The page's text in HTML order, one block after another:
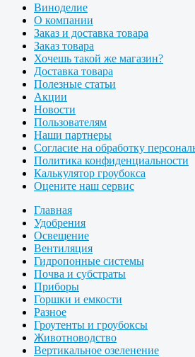
Виноделие
О компании
Заказ и доставка товара
Заказ товара
Хочешь такой же магазин?
Доставка товара
Полезные статьи
Акции
Новости
Пользователям
Наши партнеры
Согласие на обработку
Политика конфиденциальности
Калькулятор гроубокса
Оцените наш сервис
Главная
Удобрения
Освещение
Вентиляция
Гидропонные системы
Почва и субстраты
Приборы
Горшки и емкости
Разное
Гроутенты и гроубоксы
Животноводство
Вертикальное озеленение